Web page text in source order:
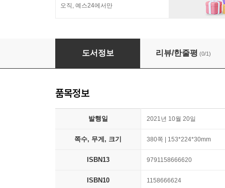
오직, 예스24에서만
윤보선과 1950년대 한국정치
도서정보 리뷰/한줄평 (0/1)
품목정보
발행일 2021년 10월 20일
쪽수, 무게, 크기 380쪽 | 153*224*30mm
ISBN13 9791158666620
ISBN10 1158666624